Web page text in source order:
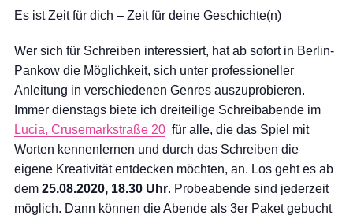
Teamcoaching / Teamentwicklung / Supervision
Workshops
Leadership
Beruf und Lebenssinn
Emotionale Intelligenz
Resilienz und Zeit- und Selbstmanagement
KOSTEN & ABLAUF
ÜBER MICH
Es ist Zeit für dich – Zeit für deine Geschichte(n)
Wer sich für Schreiben interessiert, hat ab sofort in Berlin-
Pankow die Möglichkeit, sich unter professioneller
Anleitung in verschiedenen Genres auszuprobieren.
Immer dienstags biete ich dreiteilige Schreibabende im
Lucia, Crusemarkstraße 20 für alle, die das Spiel mit
Worten kennenlernen und durch das Schreiben die
eigene Kreativität entdecken möchten, an. Los geht es ab
dem 25.08.2020, 18.30 Uhr. Probeabende sind jederzeit
möglich. Dann können die Abende als 3er Paket gebucht